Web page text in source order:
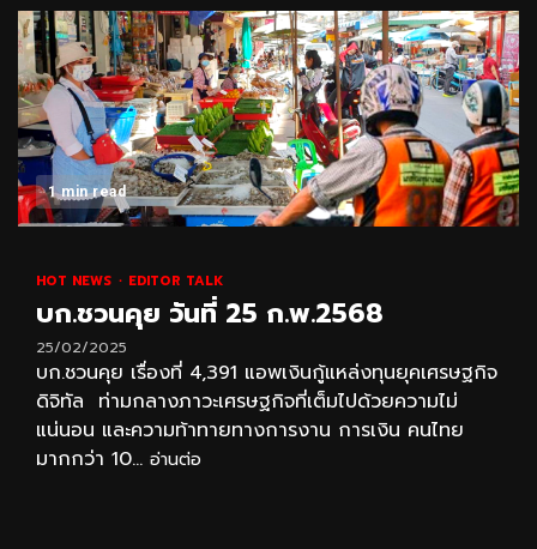
1 min read
HOT NEWS EDITOR TALK
บก.ชวนคุย วันที่ 25 ก.พ.2568
25/02/2025
บก.ชวนคุย เรื่องที่ 4,391 แอพเงินกู้แหล่งทุนยุคเศรษฐกิจ
ดิจิทัล ท่ามกลางภาวะเศรษฐกิจที่เต็มไปด้วยความไม่
แน่นอน และความท้าทายทางการงาน การเงิน คนไทย
มากกว่า 10... อ่านต่อ